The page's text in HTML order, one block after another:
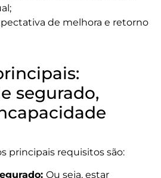
de melhora e retorno
segurado,
principais requisitos são:
Ou seja, estar